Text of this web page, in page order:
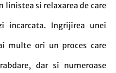
linistea si relaxarea de care
incarcata. Ingrijirea unei
multe ori un proces care
dar si numeroase